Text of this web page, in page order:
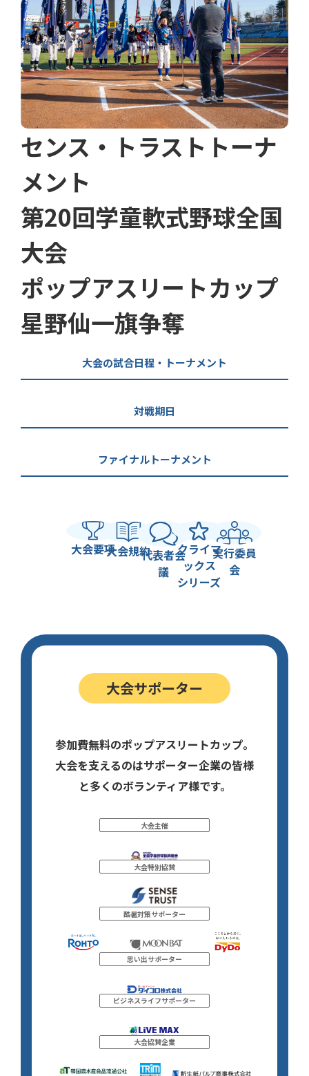
センス・トラストトーナ
メント
第20回学童軟式野球全国
大会
ポップアスリートカップ
星野仙一旗争奪
大会の試合日程・トーナメント
対戦期日
ファイナルトーナメント
大会要項大会規約代表者会
議
クライマ
ックス
シリーズ
実行委員
会
大会サポーター
参加費無料のポップアスリートカップ。
大会を支えるのはサポーター企業の皆様
と多くのボランティア様です。
大会主催
大会特別協賛
酷暑対策サポーター
思い出サポーター
ビジネスライフサポーター
大会協賛企業